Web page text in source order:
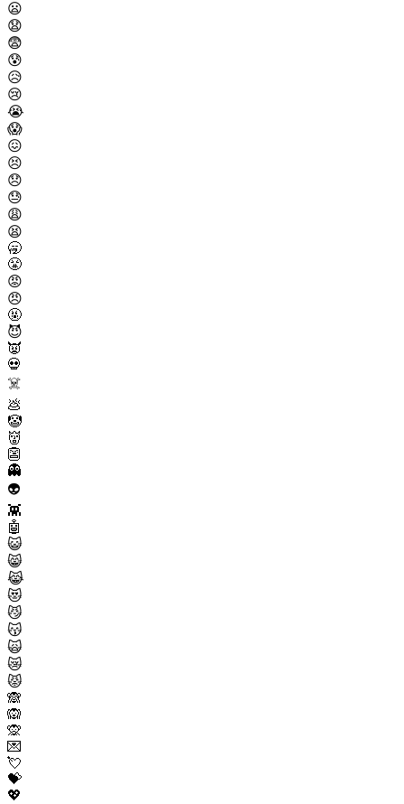
😦
😧
😨
😰
😥
😢
😭
😱
😖
😣
😞
😓
😩
😫
🥱
😤
😡
😠
🤬
😈
👿
💀
☠️
💩
🤡
👹
👺
👻
👽
👾
🤖
😺
😸
😹
😻
😼
😽
🙀
😿
😾
🙈
🙉
🙊
💌
💘
💝
💖